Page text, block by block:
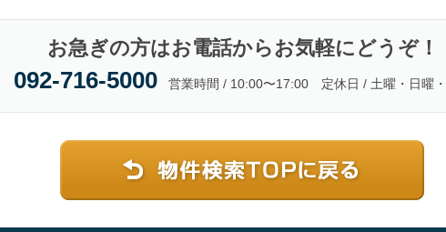
お急ぎの方はお電話からお気軽にどうぞ！
092-716-5000 営業時間 / 10:00〜17:00 定休日 / 土曜・日曜